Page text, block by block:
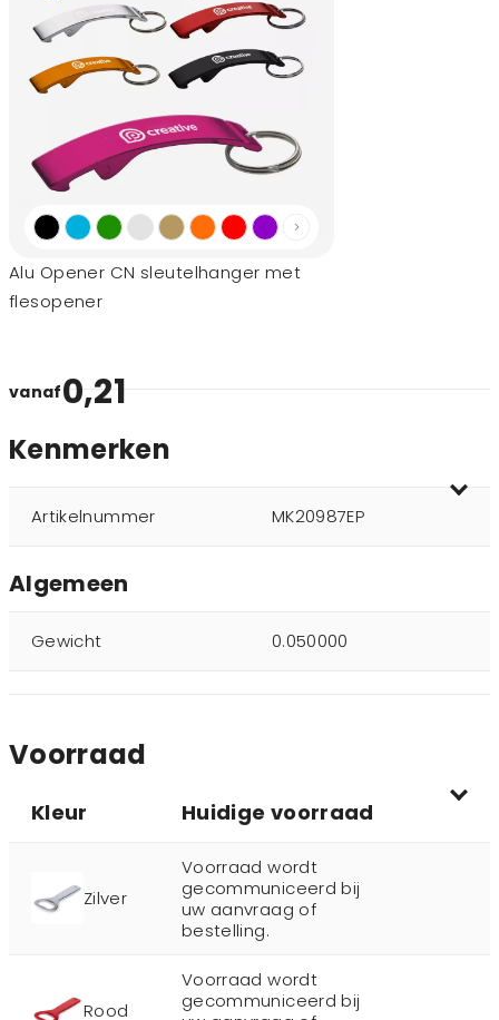
Alu Opener CN sleutelhanger met
flesopener
vanaf0,21
Kenmerken
Artikelnummer MK20987EP
Algemeen
Gewicht 0.050000
Voorraad
Kleur Huidige voorraad
Zilver
Voorraad wordt
gecommuniceerd bij
uw aanvraag of
bestelling.
Rood
Voorraad wordt
gecommuniceerd bij